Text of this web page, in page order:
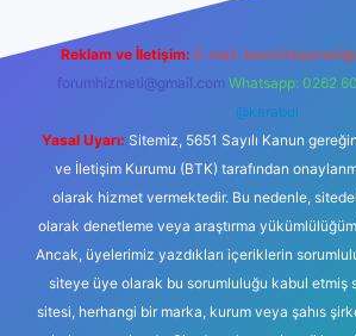
Reklam ve İletişim: E-mail:
forumhizmeti@gmail.com Whatsapp: 0262
@karabul
Yasal Uyarı: Sitemiz, 5651 Sayılı Kanun
ve İletişim Kurumu (BTK) tarafından
olarak hizmet vermektedir. Bu nedenle,
olarak denetleme veya araştırma
Ancak, üyelerimiz yazdıkları içeriklerin
siteye üye olarak bu sorumluluğu kabul etmiş
sitesi, herhangi bir marka, kurum veya şahıs